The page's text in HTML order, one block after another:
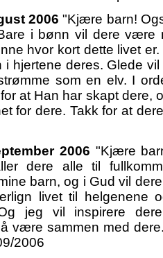
2006 "Kjære barn!
i bønn vil dere være
hvor kort dette livet
i hjertene deres. Glede
som en elv. I
at Han har skapt dere,
for dere. Takk for at
2006 "Kjære
dere alle til
barn, og i Gud vil
livet til helgenene
jeg vil inspirere
være sammen med
2006